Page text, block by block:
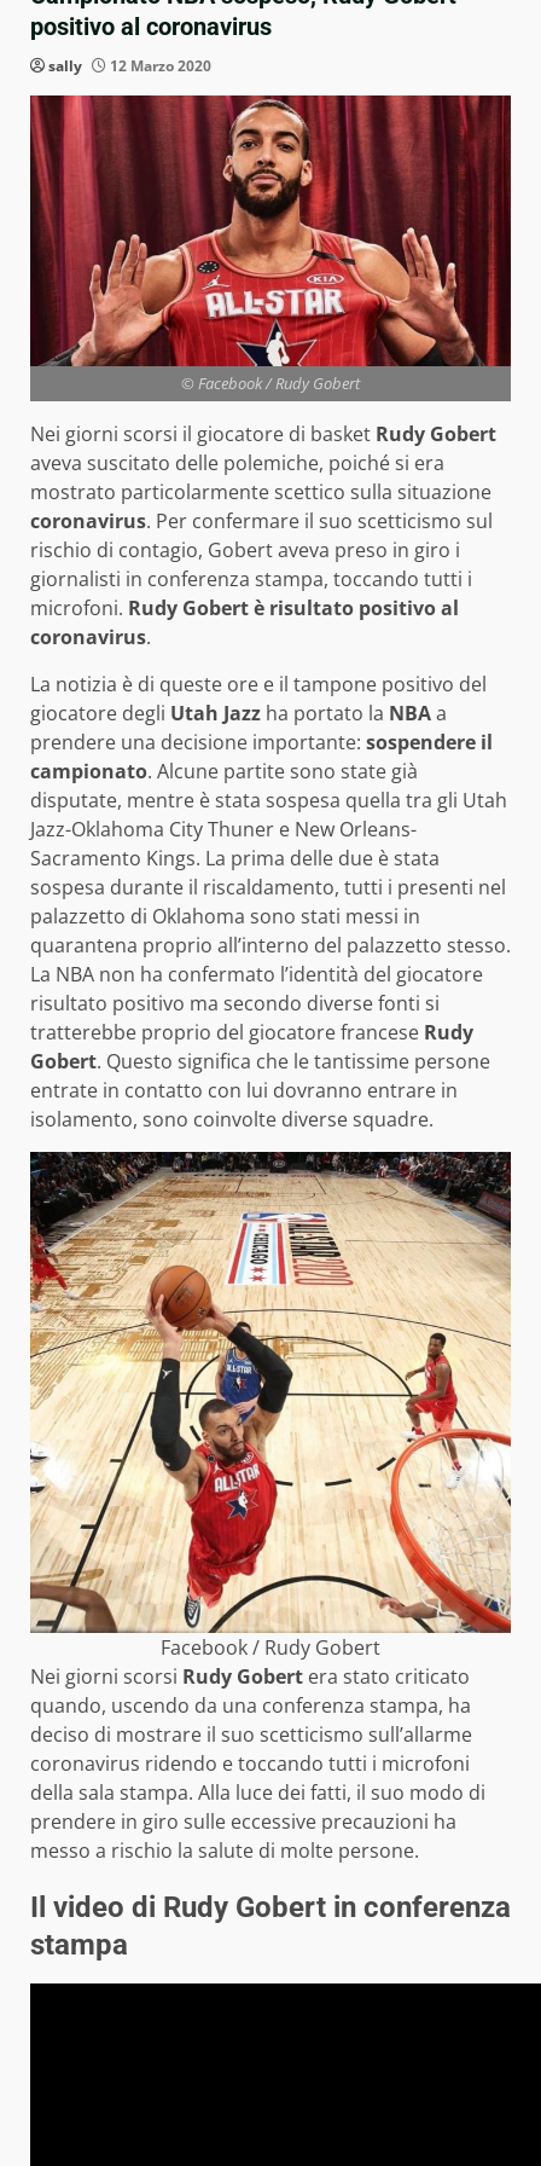
positivo al coronavirus
sally 12 Marzo 2020
© Facebook / Rudy Gobert
Nei giorni scorsi il giocatore di basket Rudy Gobert
aveva suscitato delle polemiche, poiché si era
mostrato particolarmente scettico sulla situazione
coronavirus. Per confermare il suo scetticismo sul
rischio di contagio, Gobert aveva preso in giro i
giornalisti in conferenza stampa, toccando tutti i
microfoni. Rudy Gobert è risultato positivo al
coronavirus.
La notizia è di queste ore e il tampone positivo del
giocatore degli Utah Jazz ha portato la NBAa
prendere una decisione importante: sospendere il
campionato. Alcune partite sono state già
disputate, mentre è stata sospesa quella tra gli Utah
Jazz-Oklahoma City Thuner e New Orleans-
Sacramento Kings. La prima delle due è stata
sospesa durante il riscaldamento, tutti i presenti nel
palazzetto di Oklahoma sono stati messi in
quarantena proprio all’interno del palazzetto stesso.
La NBA non ha confermato l’identità del giocatore
risultato positivo ma secondo diverse fonti si
tratterebbe proprio del giocatore francese Rudy
Gobert. Questo significa che le tantissime persone
entrate in contatto con lui dovranno entrare in
isolamento, sono coinvolte diverse squadre.
Facebook / Rudy Gobert
Nei giorni scorsi Rudy Gobert era stato criticato
quando, uscendo da una conferenza stampa, ha
deciso di mostrare il suo scetticismo sull’allarme
coronavirus ridendo e toccando tutti i microfoni
della sala stampa. Alla luce dei fatti, il suo modo di
prendere in giro sulle eccessive precauzioni ha
messo a rischio la salute di molte persone.
Il video di Rudy Gobert in conferenza
stampa